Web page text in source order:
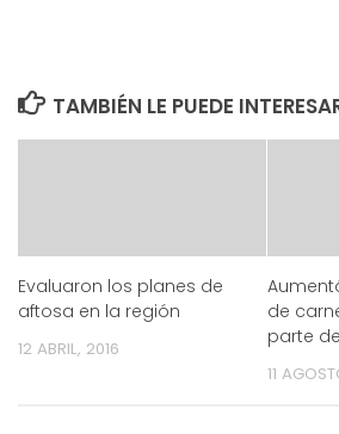
TAMBIÉN LE PUEDE
Evaluaron los planes de
aftosa en la región
12 ABRIL, 2016
de
parte
11